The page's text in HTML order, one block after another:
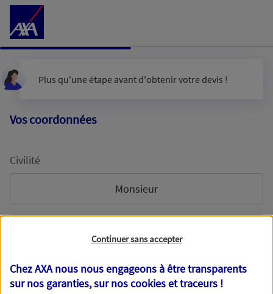
Accéder au Contenu
Plus qu'une étape avant d'obtenir votre devis !
Vos coordonnées
Civilité
Monsieur
Nom
Continuer sans accepter
Chez AXA nous nous engageons à être transparents
sur nos garanties, sur noscookies et traceurs !